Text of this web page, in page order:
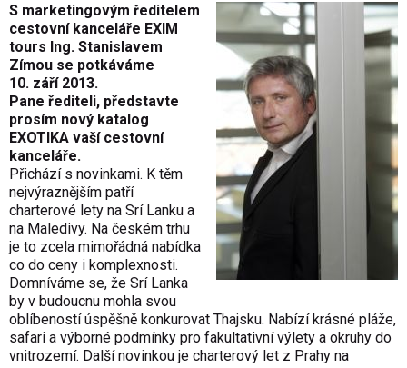
S marketingovým ředitelem
cestovní kanceláře EXIM
tours Ing. Stanislavem
Zímou se potkáváme
10. září 2013.
Pane řediteli, představte
prosím nový katalog
EXOTIKA vaší cestovní
kanceláře.
Přichází s novinkami. K těm
nejvýraznějším patří
charterové lety na Srí Lanku a
na Maledivy. Na českém trhu
je to zcela mimořádná nabídka
co do ceny i komplexnosti.
Domníváme se, že Srí Lanka
by v budoucnu mohla svou
oblíbeností úspěšně konkurovat Thajsku. Nabízí krásné pláže,
safari a výborné podmínky pro fakultativní výlety a okruhy do
vnitrozemí. Další novinkou je charterový let z Prahy na